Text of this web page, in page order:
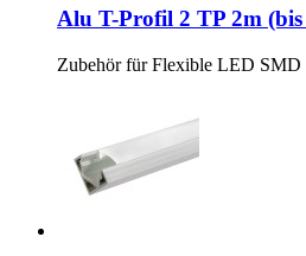
Alu T-Profil 2 TP 2m
Zubehör für Flexible LED SMD